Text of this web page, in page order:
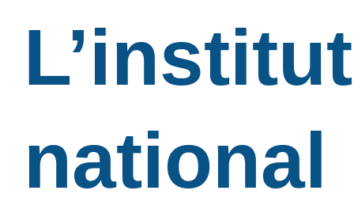
L’institut
national